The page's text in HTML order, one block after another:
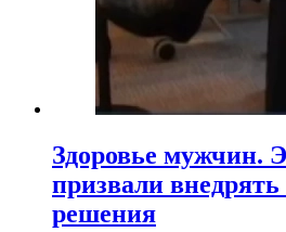
Здоровье мужчин.
призвали
решения